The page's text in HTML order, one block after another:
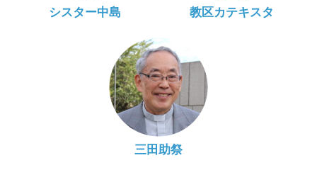
シスター中島 教区カテキスタ
三田助祭